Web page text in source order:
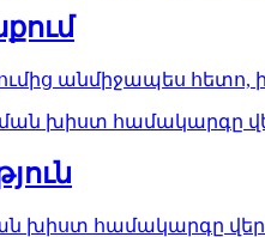
անմիջապես
խիստ համակարգը